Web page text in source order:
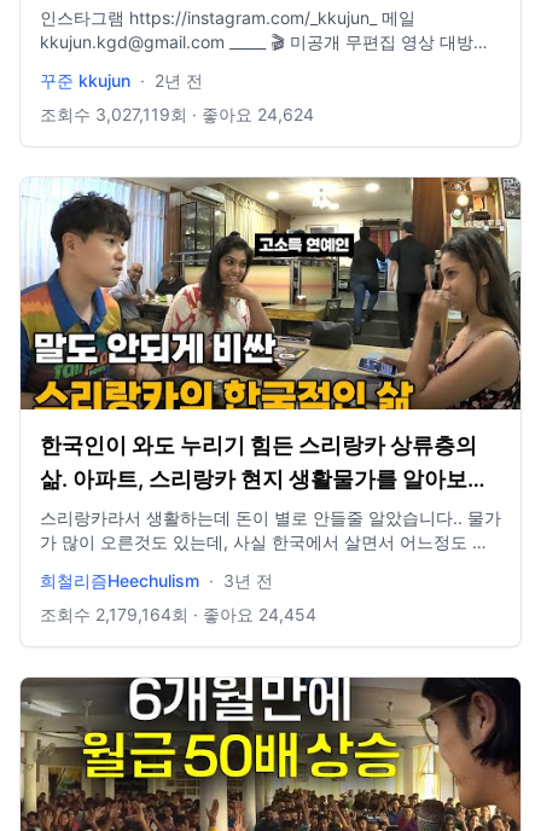
인스타그램 https://instagram.com/_kkujun_ 메일
kkujun.kgd@gmail.com _____ 🎬 미공개 무편집 영상 대방출
하고 밤엔 이런 걸 만듭니다▼
https://marpple.shop/kr/kkujun/ 5년 차 디자이너이자 느린
꾸준 kkujun · 2년 전
조회수 3,027,119회 · 좋아요 24,624
한국인이 와도 누리기 힘든 스리랑카 상류층의
삶. 아파트, 스리랑카 현지 생활물가를 알아보자
- 스리랑카[5]🇱🇰
스리랑카라서 생활하는데 돈이 별로 안들줄 알았습니다.. 물가
가 많이 오른것도 있는데, 사실 한국에서 살면서 어느정도 맞
려면 현지보다 돈이 더 드는건 맞는거같아요. 예전 캄보디아,
필리핀에 갔을때도 느꼈던것인데 스리랑카도 예외는 없었습
희철리즘Heechulism · 3년 전
조회수 2,179,164회 · 좋아요 24,454